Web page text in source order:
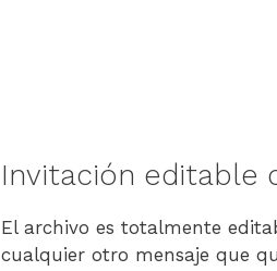
Invitación editable
El archivo es totalmente
cualquier otro mensaje que